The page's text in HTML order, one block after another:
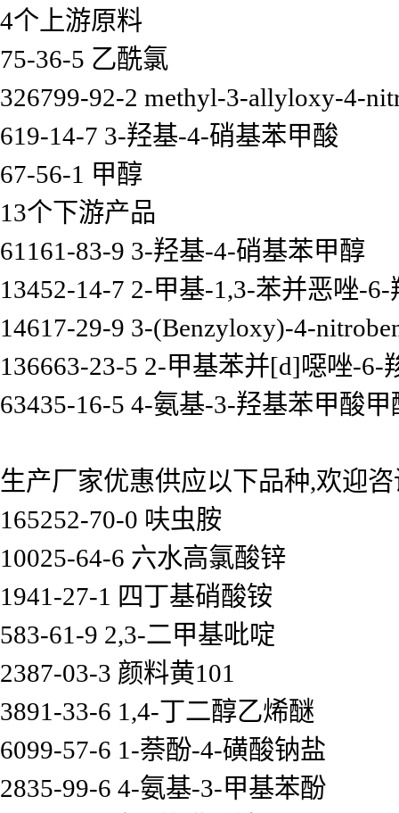
4个上游原料
75-36-5 乙酰氯
326799-92-2 methyl-3-allyloxy-4-
619-14-7 3-羟基-4-硝基苯甲酸
67-56-1 甲醇
13个下游产品
61161-83-9 3-羟基-4-硝基苯甲醇
13452-14-7 2-甲基-1,3-苯并恶唑-6-
14617-29-9 3-(Benzyloxy)-4-
136663-23-5 2-甲基苯并[d]噁唑-6-
63435-16-5 4-氨基-3-羟基苯甲酸甲
生产厂家优惠供应以下品种,欢迎
165252-70-0 呋虫胺
10025-64-6 六水高氯酸锌
1941-27-1 四丁基硝酸铵
583-61-9 2,3-二甲基吡啶
2387-03-3 颜料黄101
3891-33-6 1,4-丁二醇乙烯醚
6099-57-6 1-萘酚-4-磺酸钠盐
2835-99-6 4-氨基-3-甲基苯酚